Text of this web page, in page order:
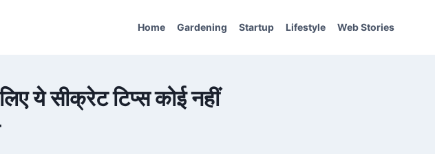
Home Gardening Startup Lifestyle Web Stories
सीक्रेट टिप्स कोई नहीं